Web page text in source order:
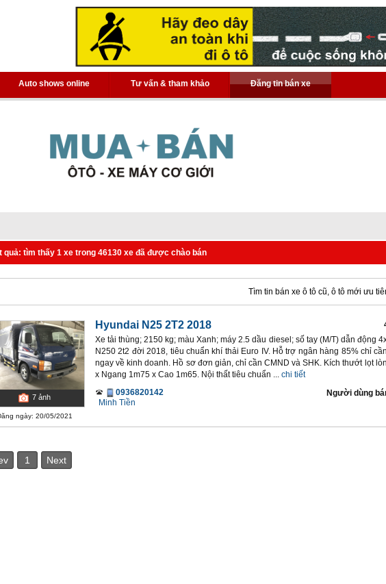
Auto shows online Tư vấn & tham khảo Đăng tin bán xe
quả: tìm thấy 1 xe trong 46130 xe đã được chào bán
Tìm tin bán xe ô tô cũ, ô tô mới ưu
7 ảnh
ngày: 20/05/2021
Hyundai N25 2T2 2018
Xe tải thùng; 2150 kg; màu Xanh; máy 2.5 dầu diesel; số tay (M/T) dẫn động
N250 2t2 đời 2018, tiêu chuẩn khí thải Euro IV. Hỗ trợ ngân hàng 85% chỉ
ngay về kinh doanh. Hồ sơ đơn giản, chỉ cần CMND và SHK. Kích thướt lọt
x Ngang 1m75 x Cao 1m65. Nội thất tiêu chuẩn ... chi tiết
0936820142
Minh Tiền
Người dùng
1 Next